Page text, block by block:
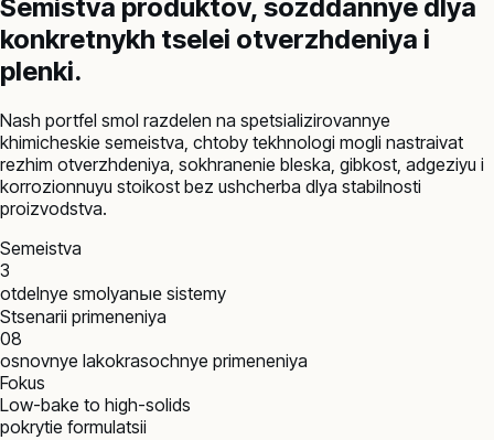
Semistva produktov, sozddannye dlya
konkretnykh tselei otverzhdeniya i
plenki.
Nash portfel smol razdelen na spetsializirovannye
khimicheskie semeistva, chtoby tekhnologi mogli nastraivat
rezhim otverzhdeniya, sokhranenie bleska, gibkost, adgeziyu i
korrozionnuyu stoikost bez ushcherba dlya stabilnosti
proizvodstva.
Semeistva
3
otdelnye smolyanые sistemy
Stsenarii primeneniya
08
osnovnye lakokrasochnye primeneniya
Fokus
Low-bake to high-solids
pokrytie formulatsii